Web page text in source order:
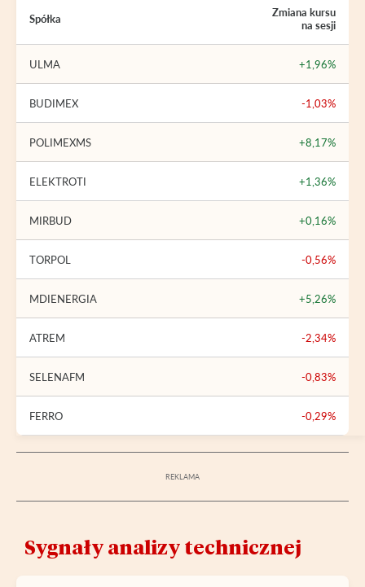
Spółka
Zmiana kursu
na sesji
ULMA +1,96%
BUDIMEX -1,03%
POLIMEXMS +8,17%
ELEKTROTI +1,36%
MIRBUD +0,16%
TORPOL -0,56%
MDIENERGIA +5,26%
ATREM -2,34%
SELENAFM -0,83%
FERRO -0,29%
Sygnały analizy technicznej